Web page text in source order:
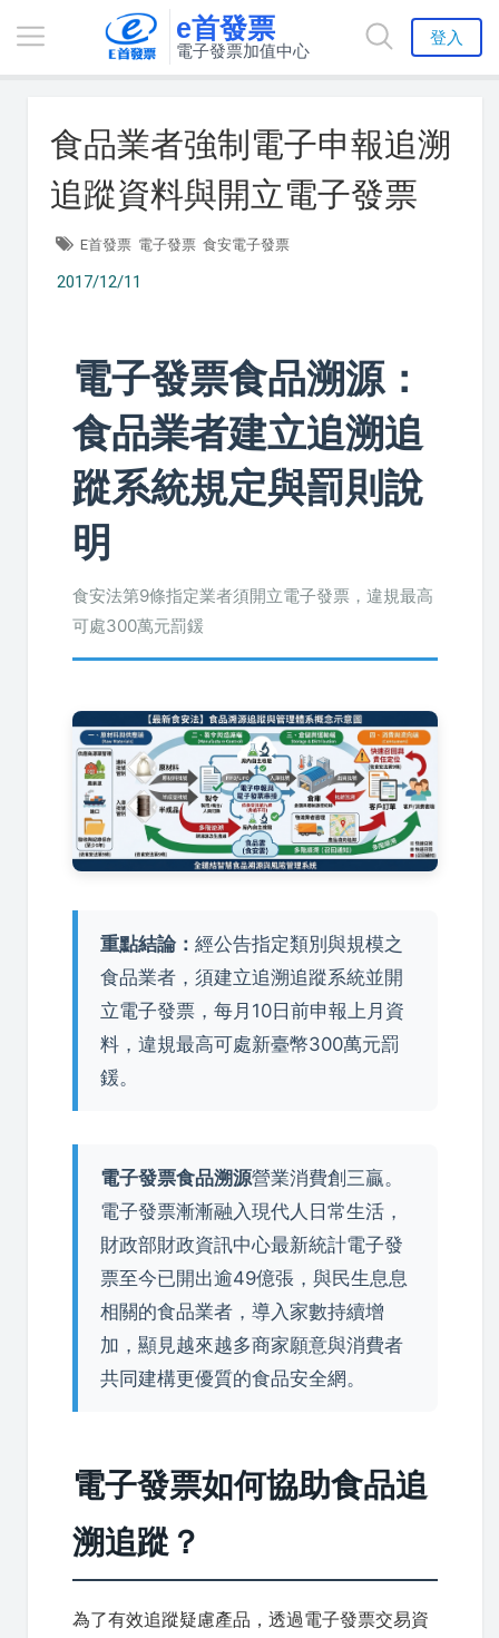
e首發票
電子發票加值中心
登入
食品業者強制電子申報追溯
追蹤資料與開立電子發票
E首發票 電子發票 食安電子發票
2017/12/11
電子發票食品溯源：
食品業者建立追溯追
蹤系統規定與罰則說
明
食安法第9條指定業者須開立電子發票，違規最高
可處300萬元罰鍰
重點結論： 經公告指定類別與規模之
食品業者，須建立追溯追蹤系統並開
立電子發票，每月10日前申報上月資
料，違規最高可處新臺幣300萬元罰
鍰。
電子發票食品溯源營業消費創三贏。
電子發票漸漸融入現代人日常生活，
財政部財政資訊中心最新統計電子發
票至今已開出逾49億張，與民生息息
相關的食品業者，導入家數持續增
加，顯見越來越多商家願意與消費者
共同建構更優質的食品安全網。
電子發票如何協助食品追
溯追蹤？
為了有效追蹤疑慮產品，透過電子發票交易資